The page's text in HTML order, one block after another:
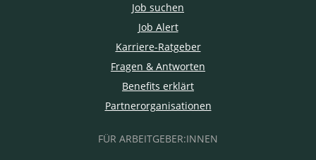
Job suchen
Job Alert
Karriere-Ratgeber
Fragen & Antworten
Benefits erklärt
Partnerorganisationen
FÜR ARBEITGEBER:INNEN